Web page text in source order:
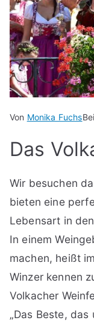
Von Monika Fuchs
Das
Wir besuchen
bieten eine
Lebensart in
In einem
machen, heißt
Winzer kennen
Volkacher
„Das Beste,